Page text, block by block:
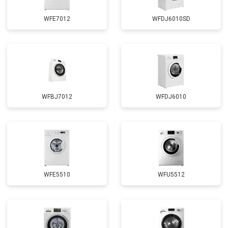
WFE7012 WFDJ6010SD
WFBJ7012 WFDJ6010
WFE5510 WFU5512